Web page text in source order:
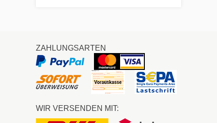
ZAHLUNGSARTEN
WIR VERSENDEN MIT: